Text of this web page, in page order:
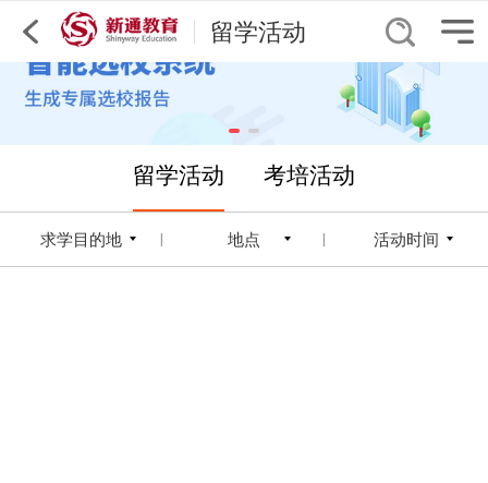
留学活动
留学活动 考培活动
求学目的地 地点 活动时间